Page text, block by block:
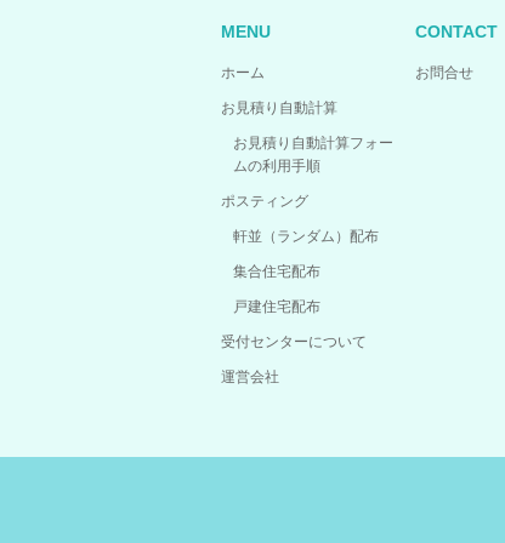
MENU
ホーム
お見積り自動計算
お見積り自動計算フォー
ムの利用手順
ポスティング
軒並（ランダム）配布
集合住宅配布
戸建住宅配布
受付センターについて
運営会社
CONTACT
お問合せ